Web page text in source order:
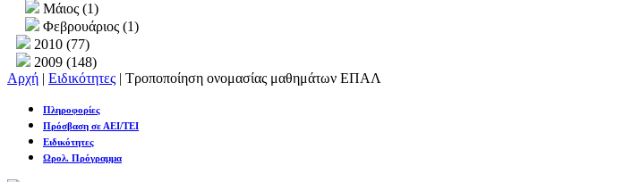
Μάιος (1)
Φεβρουάριος (1)
2010 (77)
2009 (148)
Αρχή | Ειδικότητες | Τροποποίηση ονομασίας μαθημάτων ΕΠΑΛ
Πληροφορίες
Πρόσβαση σε ΑΕΙ/ΤΕΙ
Ειδικότητες
Ωρολ. Πρόγραμμα